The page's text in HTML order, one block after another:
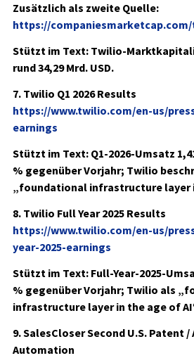
Zusätzlich als zweite Quelle:
https://
Stützt im Text: Twilio-
rund34,29 Mrd. USD.
7. Twilio Q1 2026 Results
https://www.twilio.com/en-us/
earnings
Stützt im Text: Q1-2026-Umsatz
% gegenüber Vorjahr; Twilio
„foundational infrastructure layer
8. Twilio Full Year 2025 Results
https://www.twilio.com/en-us/
year-2025-earnings
Stützt im Text: Full-Year-2025-
% gegenüber Vorjahr; Twilio als
infrastructure layer in the age of
9. SalesCloser Second U.S. Patent /
Automation